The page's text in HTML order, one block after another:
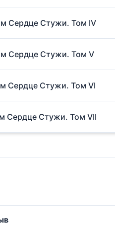
Сердце Стужи. Том IV
Сердце Стужи. Том V
Сердце Стужи. Том VI
Сердце Стужи. Том VII